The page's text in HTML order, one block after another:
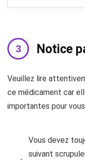
Notice
Veuillez lire
ce médicament car
importantes pour
Vous devez
suivant